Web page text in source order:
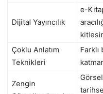
Dijital Yayıncılık
e-
Çoklu Anlatım
Teknikleri
Farklı
Zengin